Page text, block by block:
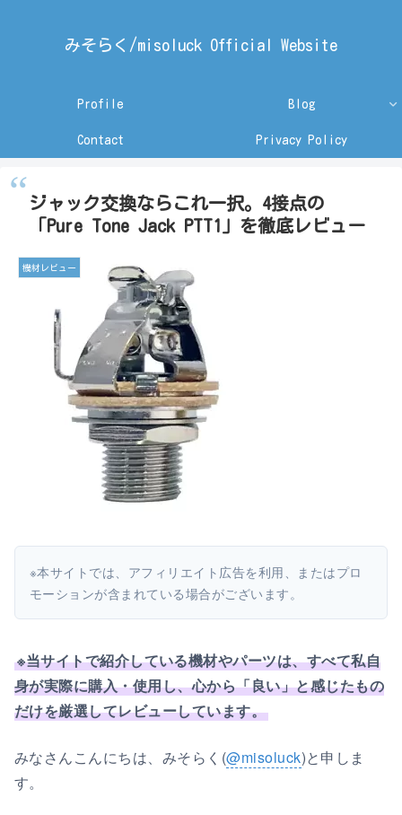
みそらく/misoluck Official Website
Profile Blog
Contact Privacy Policy
ジャック交換ならこれ一択。4接点の
「Pure Tone Jack PTT1」を徹底レビュー
機材レビュー
※本サイトでは、アフィリエイト広告を利用、またはプロ
モーションが含まれている場合がございます。
※当サイトで紹介している機材やパーツは、すべて私自
身が実際に購入・使用し、心から「良い」と感じたもの
だけを厳選してレビューしています。
みなさんこんにちは、みそらく(@misoluck)と申しま
す。